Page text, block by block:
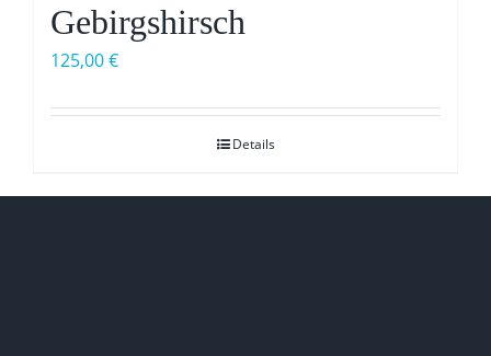
Gebirgshirsch
125,00€
Details